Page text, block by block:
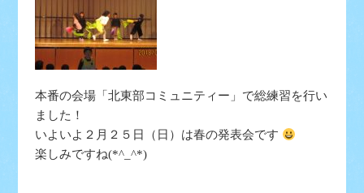
本番の会場「北東部コミュニティー」で総練習を行い
ました！
いよいよ２月２５日（日）は春の発表会です
楽しみですね(*^_^*)